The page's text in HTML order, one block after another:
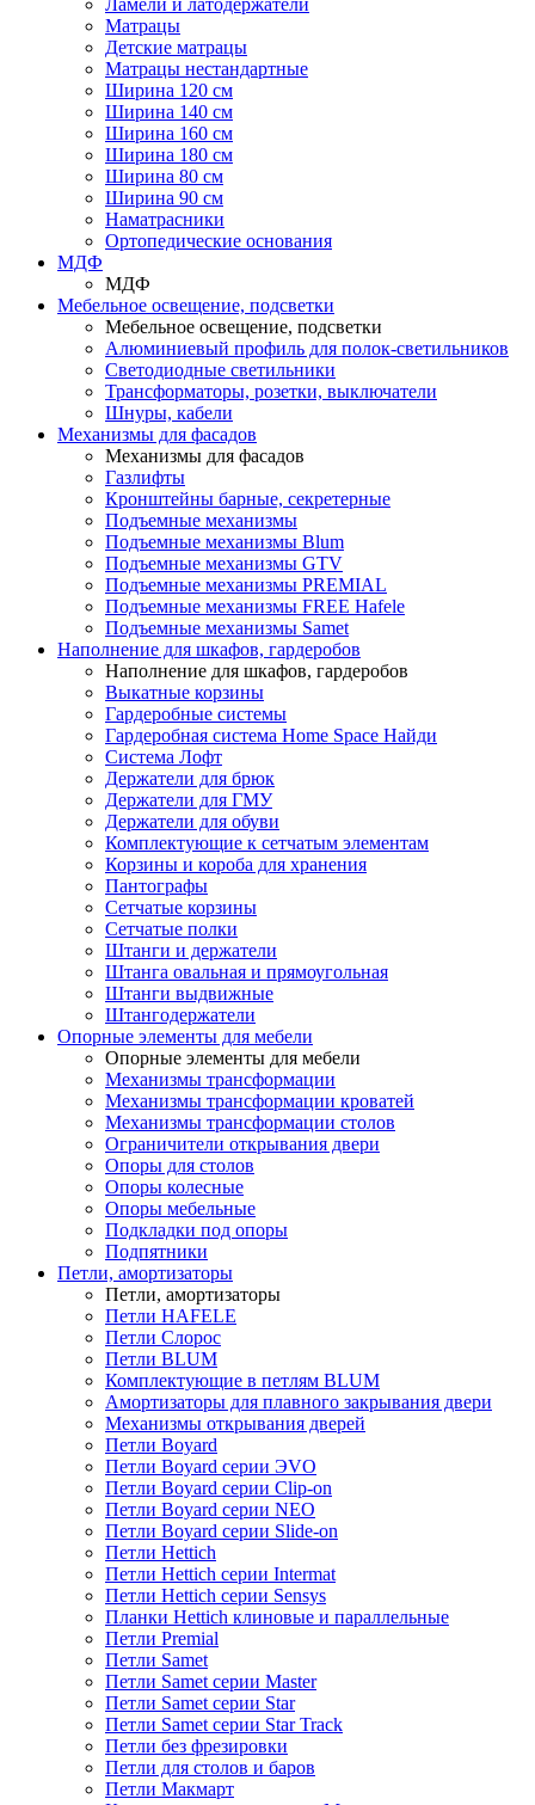
Ламели и латодержатели
Матрацы
Детские матрацы
Матрацы нестандартные
Ширина 120 см
Ширина 140 см
Ширина 160 см
Ширина 180 см
Ширина 80 см
Ширина 90 см
Наматрасники
Ортопедические основания
МДФ
МДФ
Мебельное освещение, подсветки
Мебельное освещение, подсветки
Алюминиевый профиль для полок-светильников
Светодиодные светильники
Трансформаторы, розетки, выключатели
Шнуры, кабели
Механизмы для фасадов
Механизмы для фасадов
Газлифты
Кронштейны барные, секретерные
Подъемные механизмы
Подъемные механизмы Blum
Подъемные механизмы GTV
Подъемные механизмы PREMIAL
Подъемные механизмы FREE Hafele
Подъемные механизмы Samet
Наполнение для шкафов, гардеробов
Наполнение для шкафов, гардеробов
Выкатные корзины
Гардеробные системы
Гардеробная система Home Space Найди
Система Лофт
Держатели для брюк
Держатели для ГМУ
Держатели для обуви
Комплектующие к сетчатым элементам
Корзины и короба для хранения
Пантографы
Сетчатые корзины
Сетчатые полки
Штанги и держатели
Штанга овальная и прямоугольная
Штанги выдвижные
Штангодержатели
Опорные элементы для мебели
Опорные элементы для мебели
Механизмы трансформации
Механизмы трансформации кроватей
Механизмы трансформации столов
Ограничители открывания двери
Опоры для столов
Опоры колесные
Опоры мебельные
Подкладки под опоры
Подпятники
Петли, амортизаторы
Петли, амортизаторы
Петли HAFELE
Петли Слорос
Петли BLUM
Комплектующие в петлям BLUM
Амортизаторы для плавного закрывания двери
Механизмы открывания дверей
Петли Boyard
Петли Boyard серии ЭVO
Петли Boyard серии Clip-on
Петли Boyard серии NEO
Петли Boyard серии Slide-on
Петли Hettich
Петли Hettich серии Intermat
Петли Hettich серии Sensys
Планки Hettich клиновые и параллельные
Петли Premial
Петли Samet
Петли Samet серии Master
Петли Samet серии Star
Петли Samet серии Star Track
Петли без фрезировки
Петли для столов и баров
Петли Макмарт